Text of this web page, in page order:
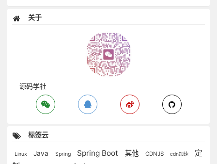
关于
源码学社
标签云
Linux Java Spring Spring Boot 其他 CDNJS cdn加速
定